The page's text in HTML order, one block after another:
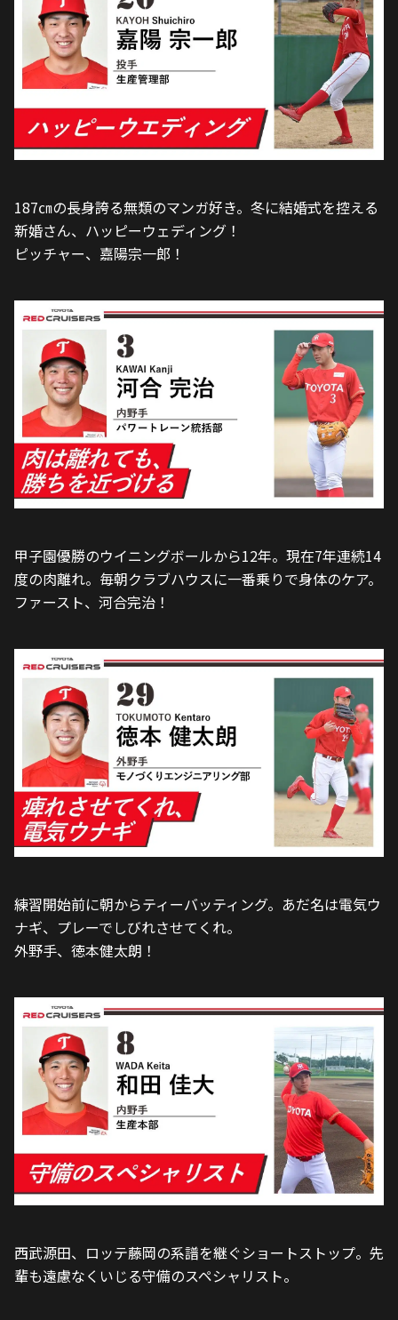
187㎝の長身誇る無類のマンガ好き。冬に結婚式を控える
新婚さん、ハッピーウェディング！
ピッチャー、嘉陽宗一郎！
甲子園優勝のウイニングボールから12年。現在7年連続14
度の肉離れ。毎朝クラブハウスに一番乗りで身体のケア。
ファースト、河合完治！
練習開始前に朝からティーバッティング。あだ名は電気ウ
ナギ、プレーでしびれさせてくれ。
外野手、徳本健太朗！
西武源田、ロッテ藤岡の系譜を継ぐショートストップ。先
輩も遠慮なくいじる守備のスペシャリスト。